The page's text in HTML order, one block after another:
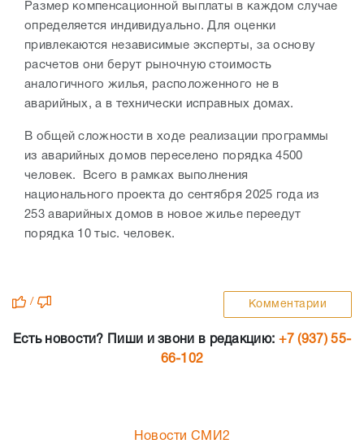
Размер компенсационной выплаты в каждом случае
определяется индивидуально. Для оценки
привлекаются независимые эксперты, за основу
расчетов они берут рыночную стоимость
аналогичного жилья, расположенного не в
аварийных, а в технически исправных домах.
В общей сложности в ходе реализации программы
из аварийных домов переселено порядка 4500
человек. Всего в рамках выполнения
национального проекта до сентября 2025 года из
253 аварийных домов в новое жилье переедут
порядка 10 тыс. человек.
/ Комментарии
Есть новости? Пиши и звони в редакцию: +7 (937) 55-
66-102
Новости СМИ2